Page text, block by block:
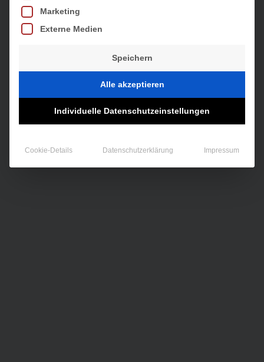
Marketing
Externe Medien
Speichern
Alle akzeptieren
Individuelle Datenschutzeinstellungen
Cookie-Details Datenschutzerklärung Impressum